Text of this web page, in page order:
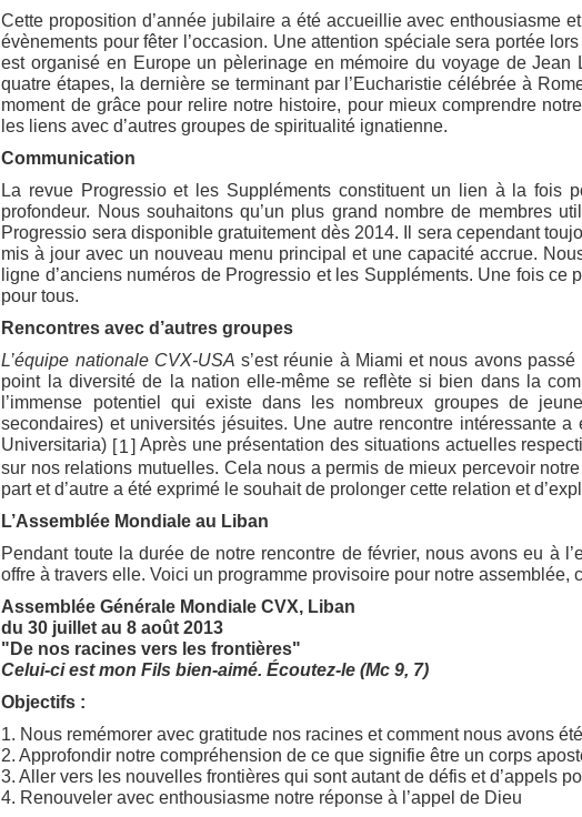
Cette proposition d’année jubilaire a été accueillie avec enthousiasme
évènements pour fêter l’occasion. Une attention spéciale sera portée
est organisé en Europe un pèlerinage en mémoire du voyage de
quatre étapes, la dernière se terminant par l’Eucharistie célébrée à
moment de grâce pour relire notre histoire, pour mieux comprendre
les liens avec d’autres groupes de spiritualité ignatienne.
Communication
La revue Progressio et les Suppléments constituent un lien à la fois
profondeur. Nous souhaitons qu’un plus grand nombre de membres
Progressio sera disponible gratuitement dès 2014. Il sera cependant
mis à jour avec un nouveau menu principal et une capacité accrue.
ligne d’anciens numéros de Progressio et les Suppléments. Une fois
pour tous.
Rencontres avec d’autres groupes
L’équipe nationale CVX-USA s’est réunie à Miami et nous avons
point la diversité de la nation elle-même se reflète si bien dans la
l’immense potentiel qui existe dans les nombreux groupes de
secondaires) et universités jésuites. Une autre rencontre intéressante
Universitaria) [1] Après une présentation des situations actuelles
sur nos relations mutuelles. Cela nous a permis de mieux percevoir
part et d’autre a été exprimé le souhait de prolonger cette relation et
L’Assemblée Mondiale au Liban
Pendant toute la durée de notre rencontre de février, nous avons eu à
offre à travers elle. Voici un programme provisoire pour notre assemblée,
Assemblée Générale Mondiale CVX, Liban
du 30 juillet au 8 août 2013
"De nos racines vers les frontières"
Celui-ci est mon Fils bien-aimé. Écoutez-le (Mc 9, 7)
Objectifs :
1. Nous remémorer avec gratitude nos racines et comment nous avons
2. Approfondir notre compréhension de ce que signifie être un corps
3. Aller vers les nouvelles frontières qui sont autant de défis et d’appels
4. Renouveler avec enthousiasme notre réponse à l’appel de Dieu